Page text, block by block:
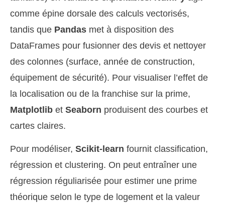
comme épine dorsale des calculs vectorisés,
tandis que Pandas met à disposition des
DataFrames pour fusionner des devis et nettoyer
des colonnes (surface, année de construction,
équipement de sécurité). Pour visualiser l’effet de
la localisation ou de la franchise sur la prime,
Matplotlib et Seaborn produisent des courbes et
cartes claires.
Pour modéliser, Scikit-learn fournit classification,
régression et clustering. On peut entraîner une
régression réguliarisée pour estimer une prime
théorique selon le type de logement et la valeur